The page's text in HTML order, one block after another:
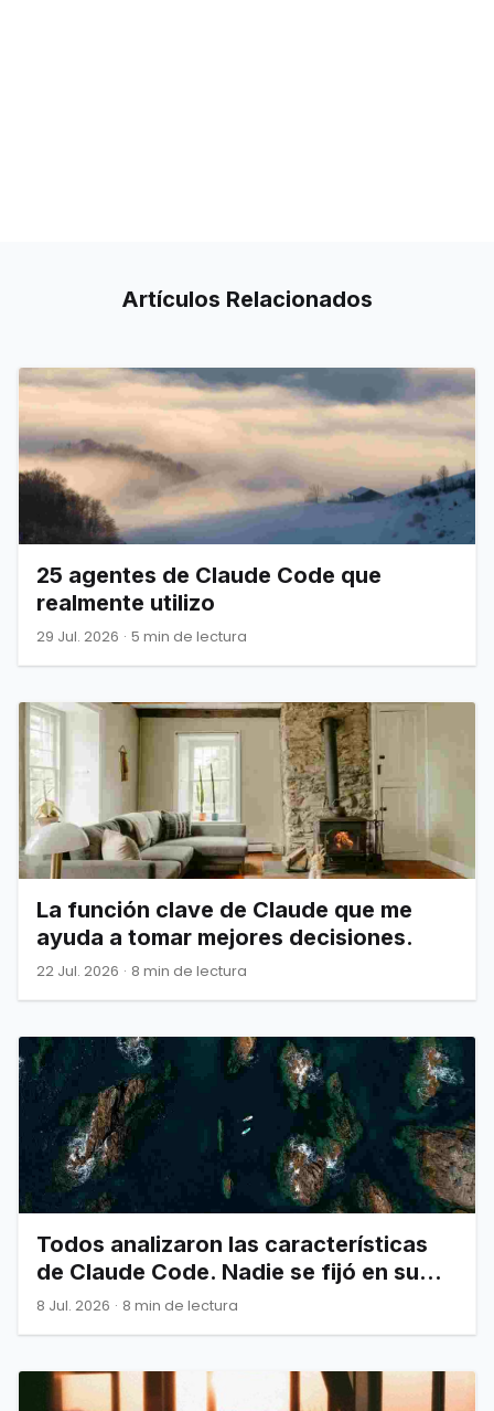
Artículos Relacionados
25 agentes de Claude Code que
realmente utilizo
29 Jul. 2026 · 5 min de lectura
La función clave de Claude que me
ayuda a tomar mejores decisiones.
22 Jul. 2026 · 8 min de lectura
Todos analizaron las características
de Claude Code. Nadie se fijó en su
arquitectura.
8 Jul. 2026 · 8 min de lectura